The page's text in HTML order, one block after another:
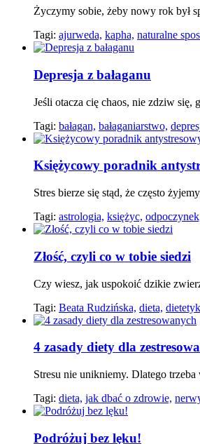
Życzymy sobie, żeby nowy rok był
Tagi: ajurweda, kapha, naturalne
Depresja z bałaganu
Jeśli otacza cię chaos, nie zdziw się,
Tagi: bałagan, bałaganiarstwo,
Księżycowy poradnik
Stres bierze się stąd, że często
Tagi: astrologia, księżyc,
Złość, czyli co w tobie siedzi
Czy wiesz, jak uspokoić dzikie
Tagi: Beata Rudzińska, dieta,
4 zasady diety dla
Stresu nie unikniemy. Dlatego
Tagi: dieta, jak dbać o zdrowie,
Podróżuj bez lęku!